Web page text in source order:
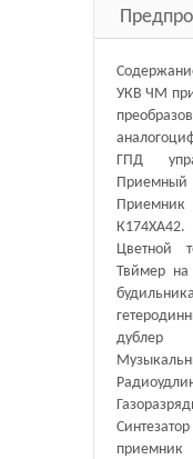
УКВ ЧМ
ГПД
К174ХА42.
Цветной
Твймер на
дублер